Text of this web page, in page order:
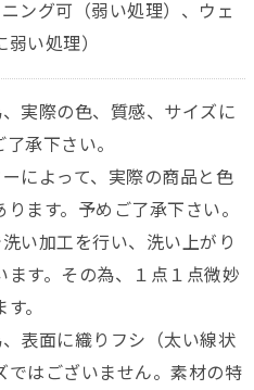
ング可（弱い処理）、ウェ
い処理）
実際の色、質感、サイズに
承下さい。
によって、実際の商品と色
ます。予めご了承下さい。
い加工を行い、洗い上がり
す。その為、１点１点微妙
。
表面に織りフシ（太い線状
ではございません。素材の特